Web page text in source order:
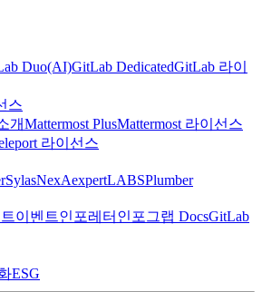
Duo(AI)GitLab DedicatedGitLab 라이
스
개Mattermost PlusMattermost 라이선스
라이선스
SylasNexAexpertLABSPlumber
이벤트인포레터 인포그랩 DocsGitLab
ESG